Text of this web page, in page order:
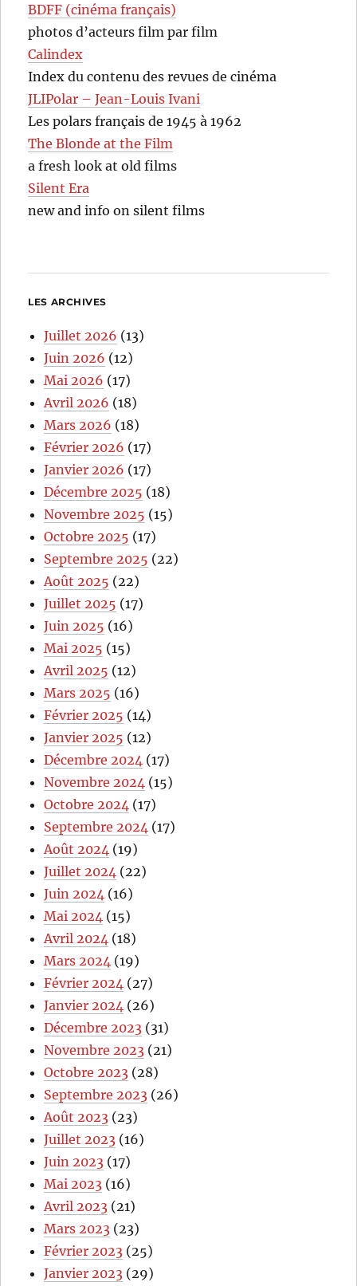
BDFF (cinéma français)
photos d’acteurs film par film
Calindex
Index du contenu des revues de cinéma
JLIPolar – Jean-Louis Ivani
Les polars français de 1945 à 1962
The Blonde at the Film
a fresh look at old films
Silent Era
new and info on silent films
LES ARCHIVES
Juillet 2026 (13)
Juin 2026 (12)
Mai 2026 (17)
Avril 2026 (18)
Mars 2026 (18)
Février 2026 (17)
Janvier 2026 (17)
Décembre 2025 (18)
Novembre 2025 (15)
Octobre 2025 (17)
Septembre 2025 (22)
Août 2025 (22)
Juillet 2025 (17)
Juin 2025 (16)
Mai 2025 (15)
Avril 2025 (12)
Mars 2025 (16)
Février 2025 (14)
Janvier 2025 (12)
Décembre 2024 (17)
Novembre 2024 (15)
Octobre 2024 (17)
Septembre 2024 (17)
Août 2024 (19)
Juillet 2024 (22)
Juin 2024 (16)
Mai 2024 (15)
Avril 2024 (18)
Mars 2024 (19)
Février 2024 (27)
Janvier 2024 (26)
Décembre 2023 (31)
Novembre 2023 (21)
Octobre 2023 (28)
Septembre 2023 (26)
Août 2023 (23)
Juillet 2023 (16)
Juin 2023 (17)
Mai 2023 (16)
Avril 2023 (21)
Mars 2023 (23)
Février 2023 (25)
Janvier 2023 (29)